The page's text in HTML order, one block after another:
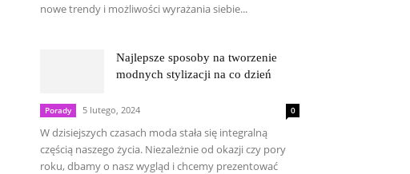
nowe trendy i możliwości wyrażania siebie...
Najlepsze sposoby na tworzenie
modnych stylizacji na co dzień
Porady 5 lutego, 2024 0
W dzisiejszych czasach moda stała się integralną
częścią naszego życia. Niezależnie od okazji czy pory
roku, dbamy o nasz wygląd i chcemy prezentować